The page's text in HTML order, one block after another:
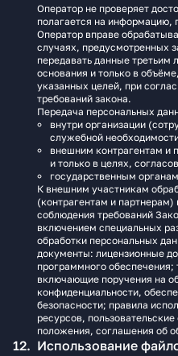
Оператор не проверяет
полагается на информацию,
Оператор вправе
случаях, предусмотренных
передавать данные третьим
основания и только в
указанных целей, при
требований закона.
Передача персональных
внутри организации
служебной
внешним контрагентам и
и только в целях,
государственным
К внешним участникам
(контрагентам и
соблюдения требований
включением специальных
обработки персональных
документы: лицензионные
программного
включающие поручения на
конфиденциальности,
безопасности; правила
ресурсов,
положения, соглашения об
Использование